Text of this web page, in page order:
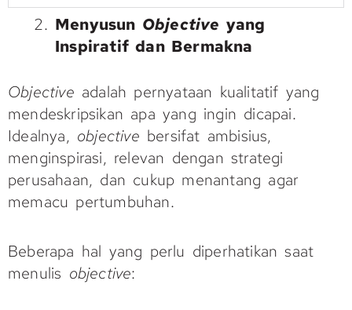
Menyusun Objective yang
Inspiratif dan Bermakna
Objective adalah pernyataan kualitatif yang
mendeskripsikan apa yang ingin dicapai.
Idealnya, objective bersifat ambisius,
menginspirasi, relevan dengan strategi
perusahaan, dan cukup menantang agar
memacu pertumbuhan.
Beberapa hal yang perlu diperhatikan saat
menulis objective: